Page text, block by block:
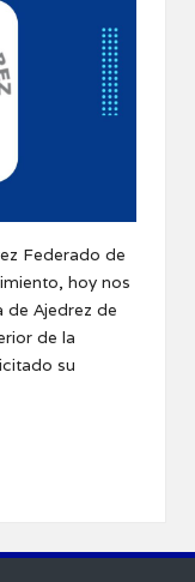
Federado de
hoy nos
de Ajedrez de
de la
su